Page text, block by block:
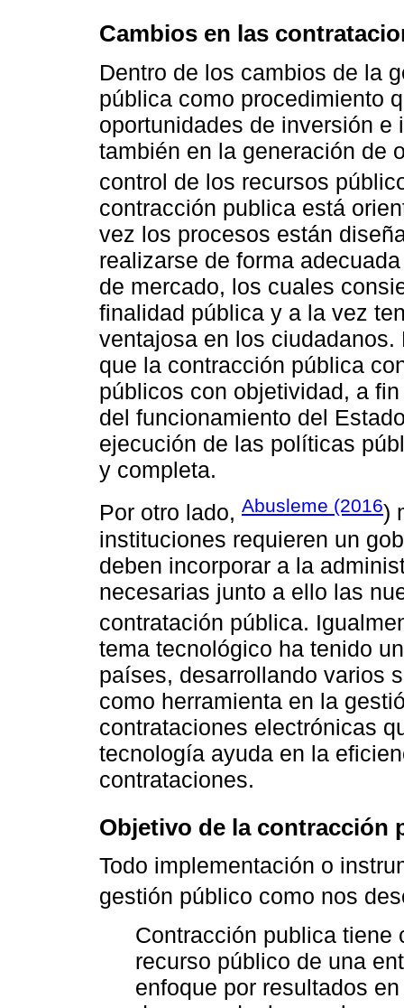
Cambios en las
Dentro de los cambios de la
pública como procedimiento
oportunidades de inversión
también en la generación de
control de los recursos
contracción publica está
vez los procesos están
realizarse de forma
de mercado, los cuales
finalidad pública y a la vez
ventajosa en los
que la contracción pública
públicos con objetividad, a
del funcionamiento del
ejecución de las políticas
y completa.
Por otro lado, Abusleme (2016)
instituciones requieren un
deben incorporar a la
necesarias junto a ello las
contratación pública.
tema tecnológico ha tenido
países, desarrollando varios
como herramienta en la
contrataciones electrónicas
tecnología ayuda en la
contrataciones.
Objetivo de la contracción
Todo implementación o
gestión público como nos
Contracción publica tiene
recurso público de una
enfoque por resultados